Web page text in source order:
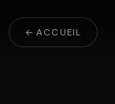
← ACCUEIL